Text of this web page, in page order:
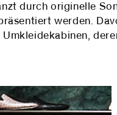
durch originelle
werden.